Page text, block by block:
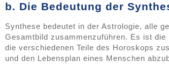
b. Die Bedeutung der
Synthese bedeutet in der Astrologie, alle
Gesamtbild zusammenzuführen. Es ist
die verschiedenen Teile des Horoskops
und den Lebensplan eines Menschen